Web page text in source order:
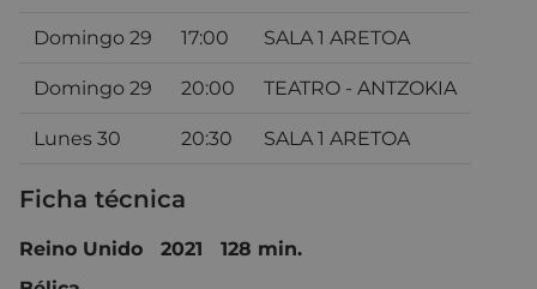
Domingo 29 17:00 SALA 1 ARETOA
Domingo 29 20:00 TEATRO - ANTZOKIA
Lunes 30 20:30 SALA 1 ARETOA
Ficha técnica
Reino Unido 2021 128 min.